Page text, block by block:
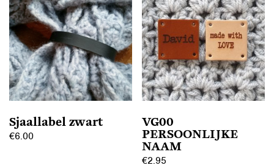
Sjaallabel zwart
€6.00
VG00
PERSOONLIJKE
NAAM
€2.95